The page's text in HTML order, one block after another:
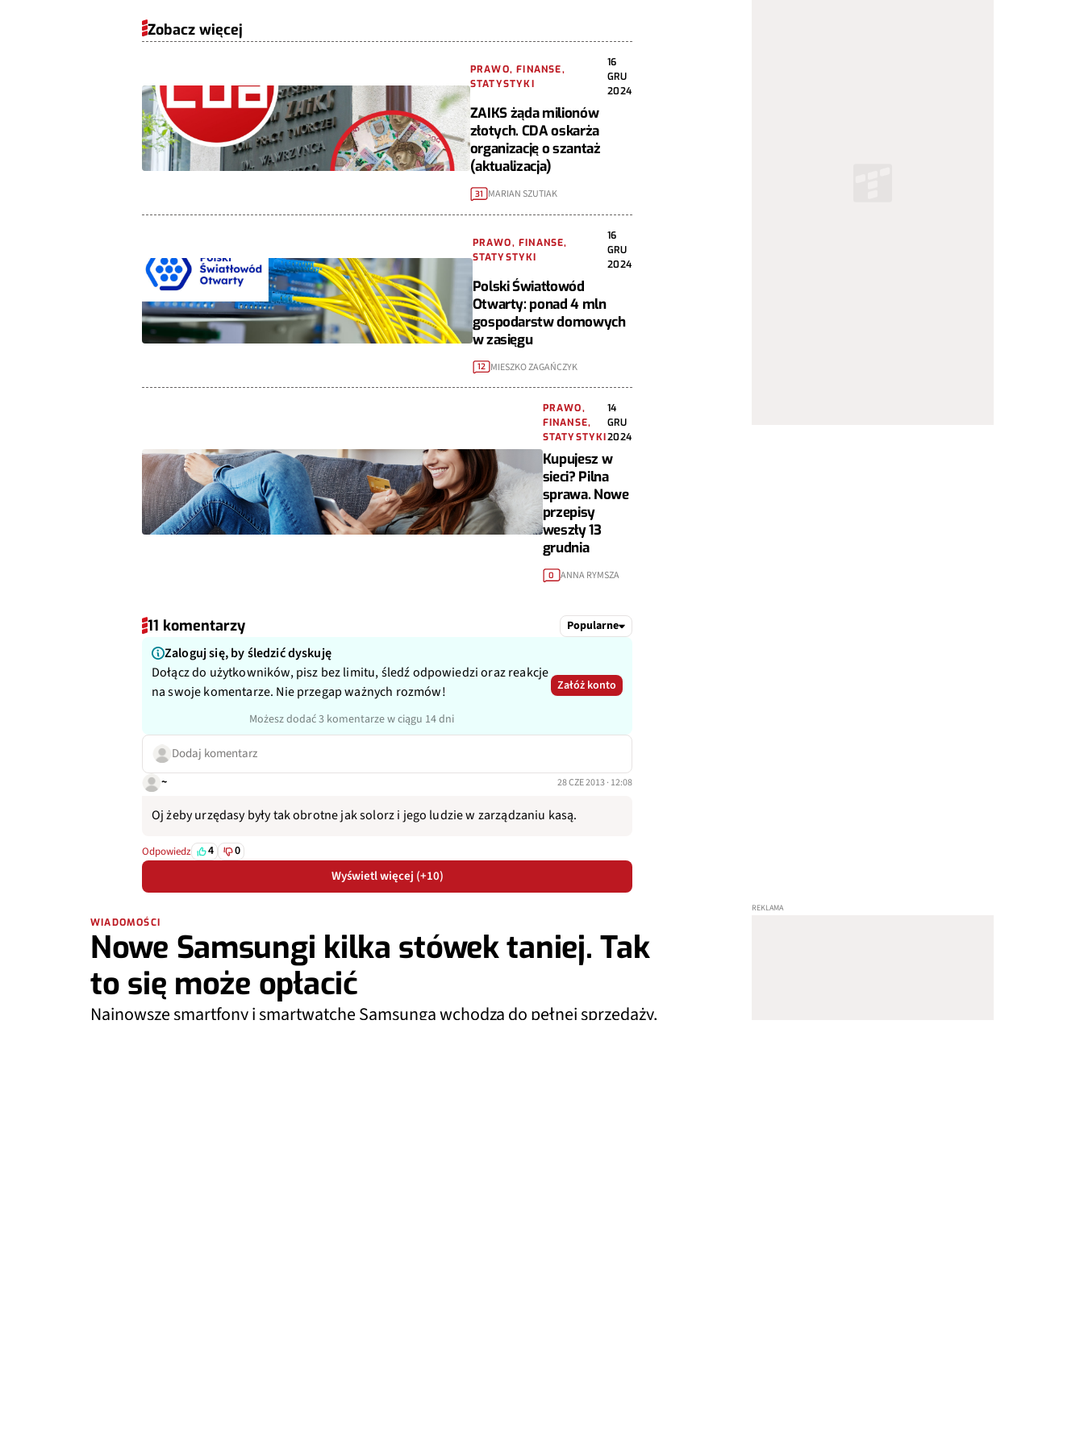
Zobacz więcej
PRAWO, FINANSE,
STATYSTYKI
16
GRU
2024
ZAIKS żąda milionów
złotych. CDA oskarża
organizację o szantaż
(aktualizacja)
31 MARIAN SZUTIAK
PRAWO, FINANSE,
STATYSTYKI
16
GRU
2024
Polski Światłowód
Otwarty: ponad 4 mln
gospodarstw domowych
w zasięgu
12 MIESZKO ZAGAŃCZYK
PRAWO,
FINANSE,
STATYSTYKI
14
GRU
2024
Kupujesz w
sieci? Pilna
sprawa. Nowe
przepisy
weszły 13
grudnia
0 ANNA RYMSZA
11 komentarzy Popularne
Zaloguj się, by śledzić dyskuję
Dołącz do użytkowników, pisz bez limitu, śledź odpowiedzi oraz reakcje
na swoje komentarze. Nie przegap ważnych rozmów!
Możesz dodać 3 komentarze w ciągu 14 dni
Załóż konto
Dodaj komentarz
~ 28 CZE 2013 · 12:08
Oj żeby urzędasy były tak obrotne jak solorz i jego ludzie w zarządzaniu kasą.
Odpowiedz 4 0
Wyświetl więcej (+10)
WIADOMOŚCI
Nowe Samsungi kilka stówek taniej. Tak
to się może opłacić
Najnowsze smartfony i smartwatche Samsunga wchodzą do pełnej sprzedaży.